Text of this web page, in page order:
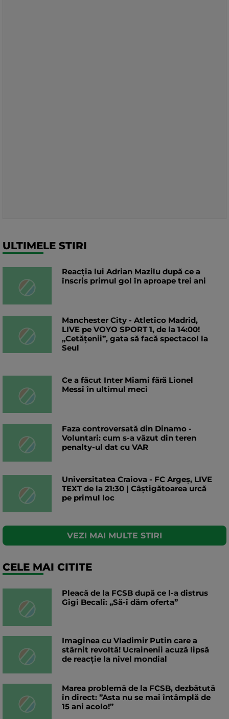
ULTIMELE STIRI
Reacția lui Adrian Mazilu după ce a
înscris primul gol în aproape trei ani
Manchester City - Atletico Madrid,
LIVE pe VOYO SPORT 1, de la 14:00!
„Cetățenii”, gata să facă spectacol la
Seul
Ce a făcut Inter Miami fără Lionel
Messi în ultimul meci
Faza controversată din Dinamo -
Voluntari: cum s-a văzut din teren
penalty-ul dat cu VAR
Universitatea Craiova - FC Argeș, LIVE
TEXT de la 21:30 | Câștigătoarea urcă
pe primul loc
VEZI MAI MULTE STIRI
CELE MAI CITITE
Pleacă de la FCSB după ce l-a distrus
Gigi Becali: „Să-i dăm oferta”
Imaginea cu Vladimir Putin care a
stârnit revoltă! Ucrainenii acuză lipsă
de reacție la nivel mondial
Marea problemă de la FCSB, dezbătută
în direct: ”Asta nu se mai întâmplă de
15 ani acolo!”